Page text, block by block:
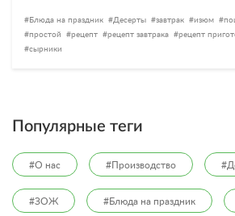
Блюда на праздник Десерты завтрак изюм
простой
рецепт рецепт завтрака рецепт
сырники
Популярные теги
#О нас #Производство
#ЗОЖ #Блюда на праздник